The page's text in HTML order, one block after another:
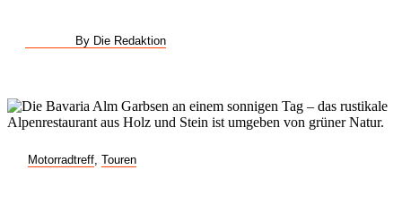
By Die Redaktion
Motorradtreff Touren